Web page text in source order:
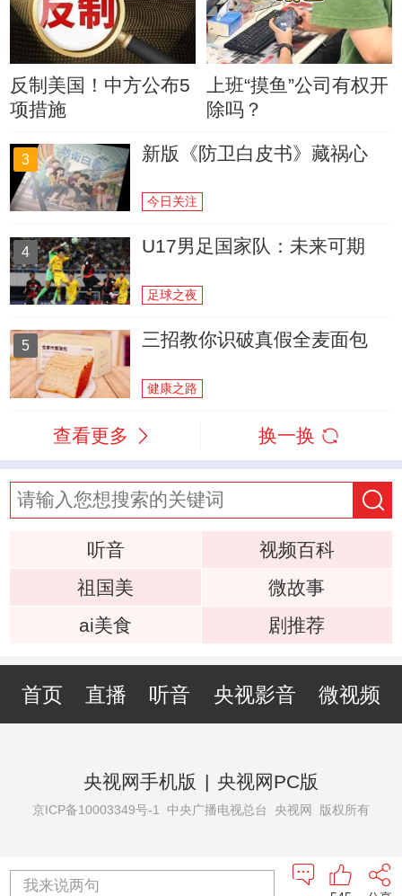
反制美国！中方公布5
项措施
上班“摸鱼”公司有权开
除吗？
3 新版《防卫白皮书》藏祸心
今日关注
4 U17男足国家队：未来可期
足球之夜
5 三招教你识破真假全麦面包
健康之路
查看更多 换一换
听音
视频百科
祖国美
微故事
ai美食
剧推荐
首页 直播 听音 央视影音 微视频
央视网手机版 | 央视网PC版
京ICP备10003349号-1 中央广播电视总台 央视网 版权所有
我来说两句